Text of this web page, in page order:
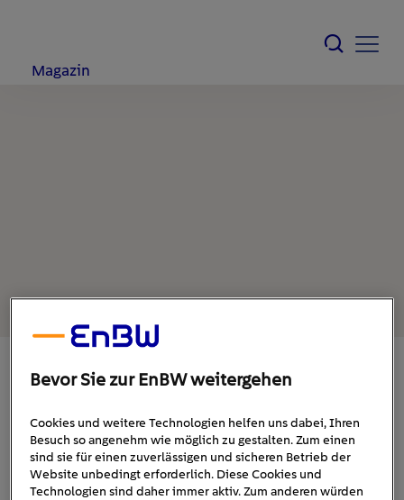
Magazin
Formel_Gasverbrauch
Bevor Sie zur EnBW weitergehen
Cookies und weitere Technologien helfen uns dabei, Ihren
Besuch so angenehm wie möglich zu gestalten. Zum einen
sind sie für einen zuverlässigen und sicheren Betrieb der
Website unbedingt erforderlich. Diese Cookies und
Technologien sind daher immer aktiv. Zum anderen würden